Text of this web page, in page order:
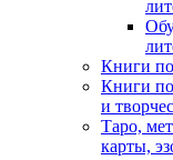
Книги
Книги
и
Таро,
карты,